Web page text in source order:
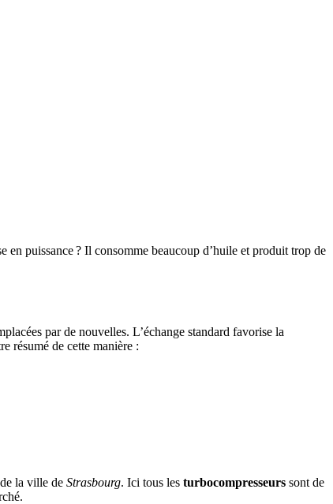
en puissance ? Il consomme beaucoup d’huile et produit trop de
par de nouvelles. L’échange standard favorise la
résumé de cette manière :
la ville de Strasbourg. Ici tous les turbocompresseurs sont de